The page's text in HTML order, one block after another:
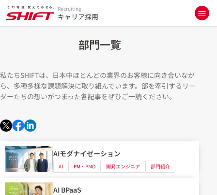
Recruiting
キャリア採用
部門一覧
私たちSHIFTは、日本中ほとんどの業界のお客様に向き合いなが
ら、多種多様な課題解決に取り組んでいます。部を牽引するリー
ダーたちの想いがつまった各記事をぜひご一読ください。
AIモダナイゼーション
AI PM・PMO 開発エンジニア 部門紹介
AI BPaaS